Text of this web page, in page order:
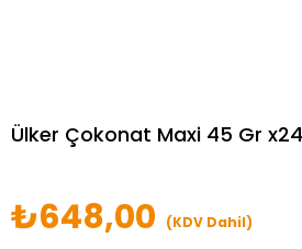
Ülker Çokonat Maxi 45 Gr
₺648,00 (KDV Dahil)